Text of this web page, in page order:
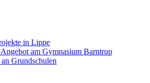
in Lippe
am Gymnasium Barntrup
Grundschulen